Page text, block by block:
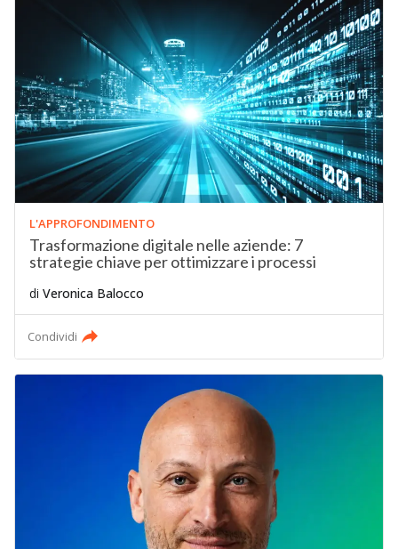
L'APPROFONDIMENTO
Trasformazione digitale nelle aziende: 7
strategie chiave per ottimizzare i processi
di Veronica Balocco
Condividi